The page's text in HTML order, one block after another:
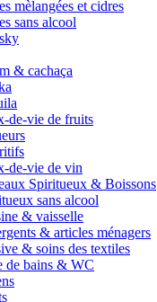
mèlangées et cidres
sans alcool
& cachaça
de-vie de fruits
de-vie de vin
Spiritueux & Boissons
sans alcool
& vaisselle
& articles ménagers
& soins des textiles
de bains & WC